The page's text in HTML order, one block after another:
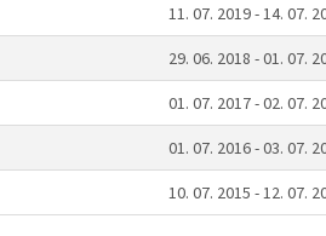
11. 07. 2019 - 14. 07.
29. 06. 2018 - 01. 07.
01. 07. 2017 - 02. 07.
01. 07. 2016 - 03. 07.
10. 07. 2015 - 12. 07.